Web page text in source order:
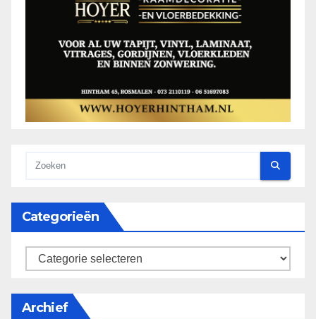
Categorieën
categorieën
Archief